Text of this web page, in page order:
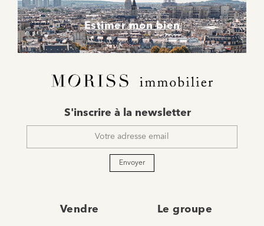
Estimer mon bien
mail
S'inscrire à la newsletter
Envoyer
Vendre Le groupe